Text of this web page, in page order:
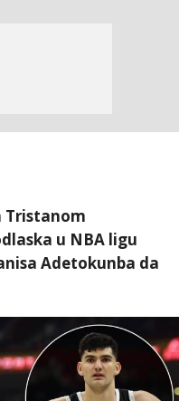
Tristanom
u NBA ligu
Adetokunba da